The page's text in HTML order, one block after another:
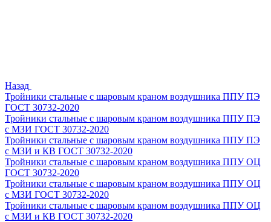
Назад
Тройники стальные с шаровым краном воздушника ППУ ПЭ
ГОСТ 30732-2020
Тройники стальные с шаровым краном воздушника ППУ ПЭ
с МЗИ ГОСТ 30732-2020
Тройники стальные с шаровым краном воздушника ППУ ПЭ
с МЗИ и КВ ГОСТ 30732-2020
Тройники стальные с шаровым краном воздушника ППУ ОЦ
ГОСТ 30732-2020
Тройники стальные с шаровым краном воздушника ППУ ОЦ
с МЗИ ГОСТ 30732-2020
Тройники стальные с шаровым краном воздушника ППУ ОЦ
с МЗИ и КВ ГОСТ 30732-2020